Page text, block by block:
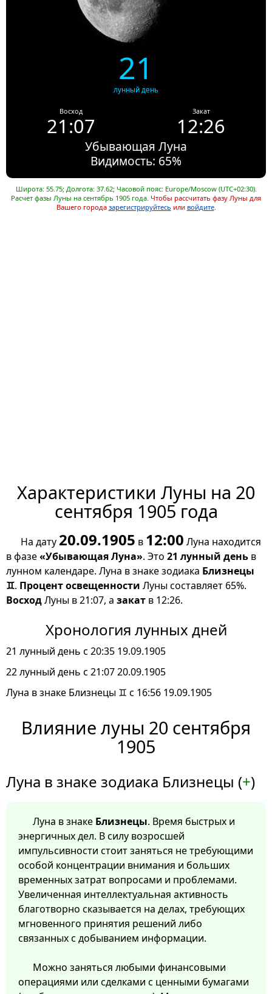
21
лунный день
Восход
21:07
Закат
12:26
Убывающая Луна
Видимость: 65%
Широта: 55.75; Долгота: 37.62; Часовой пояс: Europe/Moscow (UTC+02:30).
Расчет фазы Луны на сентябрь 1905 года. Чтобы рассчитать фазу Луны для
Вашего города зарегистрируйтесь или войдите.
Характеристики Луны на 20
сентября 1905 года
На дату 20.09.1905 в 12:00 Луна находится
в фазе«Убывающая Луна». Это 21 лунный день в
лунном календаре. Луна в знаке зодиака Близнецы
♊. Процент освещенности Луны составляет 65%.
ВосходЛуны в 21:07, а закат в 12:26.
Хронология лунных дней
21 лунный день с 20:35 19.09.1905
22 лунный день с 21:07 20.09.1905
Луна в знаке Близнецы ♊ с 16:56 19.09.1905
Влияние луны 20 сентября
1905
Луна в знаке зодиака Близнецы (+)
Луна в знаке Близнецы. Время быстрых и
энергичных дел. В силу возросшей
импульсивности стоит заняться не требующими
особой концентрации внимания и больших
временных затрат вопросами и проблемами.
Увеличенная интеллектуальная активность
благотворно сказывается на делах, требующих
мгновенного принятия решений либо
связанных с добыванием информации.
Можно заняться любыми финансовыми
операциями или сделками с ценными бумагами